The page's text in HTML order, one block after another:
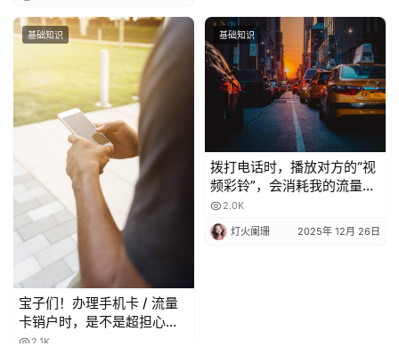
基础知识
宝子们！办理手机卡 / 流量
卡销户时，是不是超担心当
月月租白扣？😫 今天整理了
2.1K
基础知识
拨打电话时，播放对方的“视
频彩铃”，会消耗我的流量
吗？
2.0K
灯火阑珊 2025年 12月 26日